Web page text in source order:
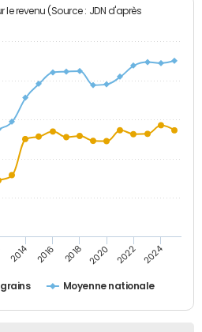
revenu (Source : JDN d'après
Moyenne nationale
2014 2016 2018 2020 2022 2024